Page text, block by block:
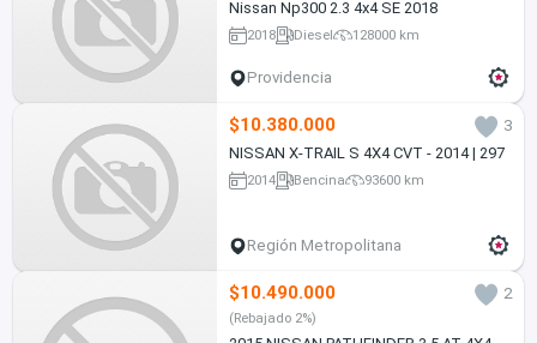
Nissan Np300 2.3 4x4 SE 2018
2018 Diesel 128000 km
Providencia
$10.380.000
3
NISSAN X-TRAIL S 4X4 CVT - 2014 | 297
2014 Bencina 93600 km
Región Metropolitana
$10.490.000 2
(Rebajado 2%)